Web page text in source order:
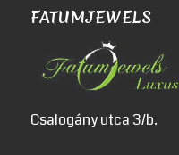
FATUMJEWELS
Csalogány utca 3/b.